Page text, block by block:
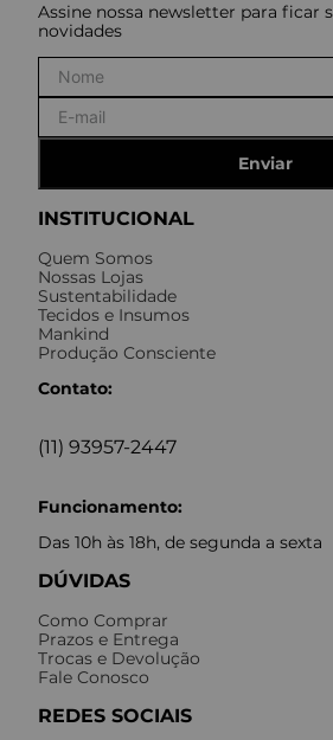
INSTITUCIONAL
Quem Somos
Nossas Lojas
Sustentabilidade
Tecidos e Insumos
Mankind
Produção Consciente
Contato:
(11) 93957-2447
Funcionamento:
Das 10h às 18h, de segunda a sexta
DÚVIDAS
Como Comprar
Prazos e Entrega
Trocas e Devolução
Fale Conosco
REDES SOCIAIS
Assine nossa newsletter para ficar
novidades
Enviar